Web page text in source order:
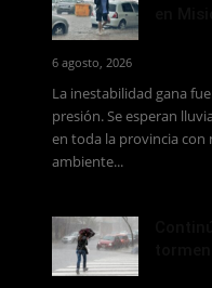
6 agosto, 2026
La inestabilidad gana
presión. Se esperan
en toda la provincia
ambiente...